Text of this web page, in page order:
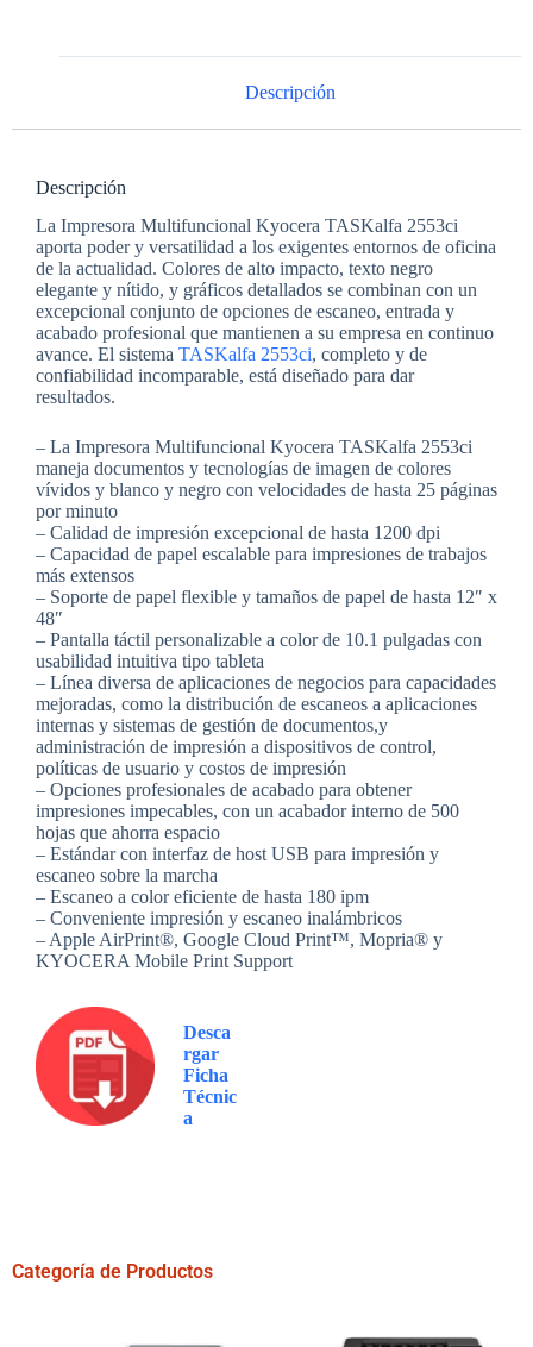
Descripción
Descripción
La Impresora Multifuncional Kyocera TASKalfa 2553ci
aporta poder y versatilidad a los exigentes entornos de oficina
de la actualidad. Colores de alto impacto, texto negro
elegante y nítido, y gráficos detallados se combinan con un
excepcional conjunto de opciones de escaneo, entrada y
acabado profesional que mantienen a su empresa en continuo
avance. El sistema TASKalfa 2553ci, completo y de
confiabilidad incomparable, está diseñado para dar
resultados.
– La Impresora Multifuncional Kyocera TASKalfa 2553ci
maneja documentos y tecnologías de imagen de colores
vívidos y blanco y negro con velocidades de hasta 25 páginas
por minuto
– Calidad de impresión excepcional de hasta 1200 dpi
– Capacidad de papel escalable para impresiones de trabajos
más extensos
– Soporte de papel flexible y tamaños de papel de hasta 12″ x
48″
– Pantalla táctil personalizable a color de 10.1 pulgadas con
usabilidad intuitiva tipo tableta
– Línea diversa de aplicaciones de negocios para capacidades
mejoradas, como la distribución de escaneos a aplicaciones
internas y sistemas de gestión de documentos,y
administración de impresión a dispositivos de control,
políticas de usuario y costos de impresión
– Opciones profesionales de acabado para obtener
impresiones impecables, con un acabador interno de 500
hojas que ahorra espacio
– Estándar con interfaz de host USB para impresión y
escaneo sobre la marcha
– Escaneo a color eficiente de hasta 180 ipm
– Conveniente impresión y escaneo inalámbricos
– Apple AirPrint®, Google Cloud Print™, Mopria® y
KYOCERA Mobile Print Support
Desca
rgar
Ficha
Técnic
a
Categoría de Productos